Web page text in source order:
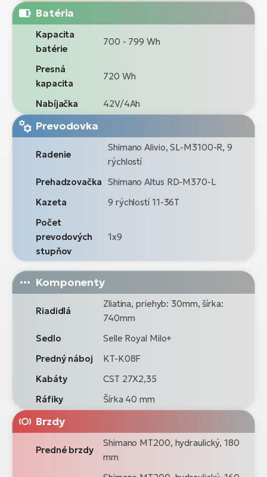
Batéria
Kapacita
batérie
700 - 799 Wh
Presná
kapacita
720 Wh
Nabíjačka 42V/4Ah
Prevodovka
Radenie
Shimano Alivio, SL-M3100-R, 9
rýchlostí
Prehadzovačka Shimano Altus RD-M370-L
Kazeta
9 rýchlostí 11-36T
Počet
prevodových
stupňov
1x9
Komponenty
Riadidlá
Zliatina, priehyb: 30mm, šírka:
740mm
Sedlo
Selle Royal Milo+
Predný náboj
KT-K08F
Kabáty
CST 27X2,35
Ráfiky
Šírka 40 mm
Brzdy
Predné brzdy
Shimano MT200, hydraulický, 180
mm